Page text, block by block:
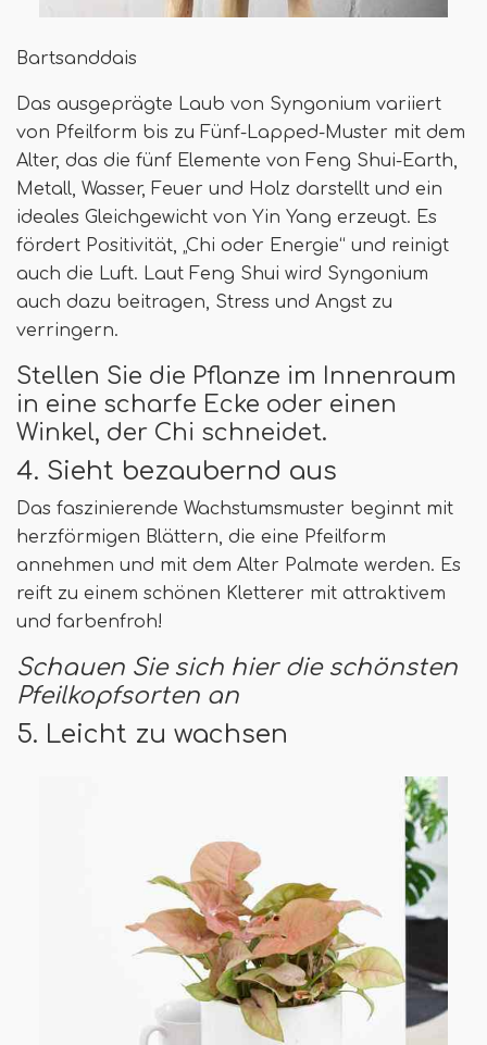
Bartsanddais
Das ausgeprägte Laub von Syngonium variiert
von Pfeilform bis zu Fünf-Lapped-Muster mit dem
Alter, das die fünf Elemente von Feng Shui-Earth,
Metall, Wasser, Feuer und Holz darstellt und ein
ideales Gleichgewicht von Yin Yang erzeugt. Es
fördert Positivität, „Chi oder Energie“ und reinigt
auch die Luft. Laut Feng Shui wird Syngonium
auch dazu beitragen, Stress und Angst zu
verringern.
Stellen Sie die Pflanze im Innenraum
in eine scharfe Ecke oder einen
Winkel, der Chi schneidet.
4. Sieht bezaubernd aus
Das faszinierende Wachstumsmuster beginnt mit
herzförmigen Blättern, die eine Pfeilform
annehmen und mit dem Alter Palmate werden. Es
reift zu einem schönen Kletterer mit attraktivem
und farbenfroh!
Schauen Sie sich hier die schönsten
Pfeilkopfsorten an
5. Leicht zu wachsen